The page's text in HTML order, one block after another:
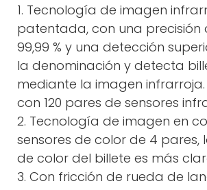
1. Tecnología de imagen
patentada, con una precisión
99,99 % y una detección
la denominación y detecta
mediante la imagen
con 120 pares de sensores
2. Tecnología de imagen en
sensores de color de 4 pares,
de color del billete es más
3. Con fricción de rueda de